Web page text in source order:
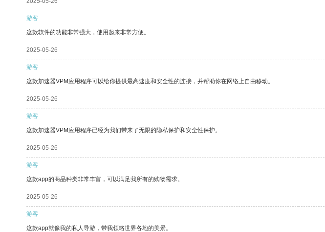
游客
这款软件的功能非常强大，使用起来非常方便。
2025-05-26
游客
这款加速器VPM应用程序可以给你提供最高速度和安全性的连接，并帮助你在网络上自由移动。
2025-05-26
游客
这款加速器VPM应用程序已经为我们带来了无限的隐私保护和安全性保护。
2025-05-26
游客
这款app的商品种类非常丰富，可以满足我所有的购物需求。
2025-05-26
游客
这款app就像我的私人导游，带我领略世界各地的美景。